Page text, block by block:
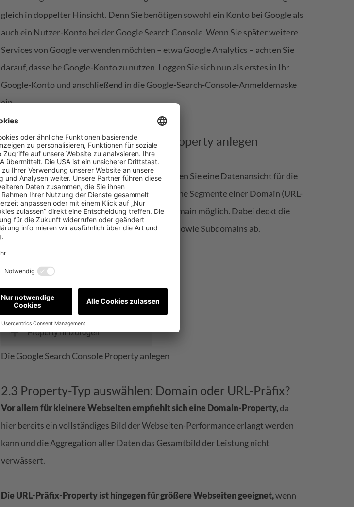
gleich in doppelter Hinsicht. Denn Sie benötigen sowohl ein Konto bei Google als
auch ein Nutzer-Konto bei der Google Search Console. Wenn Sie später weitere
Services von Google verwenden möchten – etwa Google Analytics – achten Sie
darauf, dasselbe Google-Konto zu nutzen. Loggen Sie sich nun als erstes in Ihr
Google-Konto und anschließend in dieGoogle-Search-Console-Anmeldemaske
ein.
2.2 Die Google Search Console Property anlegen
Durch einen Klick auf "Property hinzufügen" legen Sie eine Datenansicht für die
jeweilige Webseite an. Das ist sowohl für einzelne Segmente einer Domain (URL-
Präfix-Property) als auch für eine komplette Domain möglich. Dabei deckt die
Domain-Property alle Varianten einer Domain sowie Subdomains ab.
Die Google Search Console Property anlegen
2.3 Property-Typ auswählen: Domain oder URL-Präfix?
Vor allem für kleinere Webseiten empfiehlt sich eine Domain-Property,da
hier bereits ein vollständiges Bild der Webseiten-Performance erlangt werden
kann und die Aggregation aller Daten das Gesamtbild der Leistung nicht
verwässert.
Die URL-Präfix-Property ist hingegen für größere Webseiten geeignet,wenn